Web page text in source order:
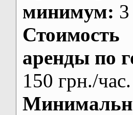
минимум:
Стоимость
аренды по
150 грн./час.